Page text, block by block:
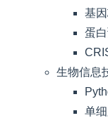
基
蛋
生物信息
单